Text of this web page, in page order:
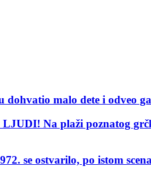
malo dete i odveo
Na plaži poznatog
se ostvarilo, po istom